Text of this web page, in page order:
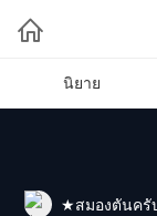

นิยาย
★สมองตันค